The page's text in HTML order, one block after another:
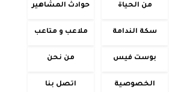
من الحياة حوادث المشاهير
سكة الندامة ملاعب و متاعب
بوست فيس من نحن
الخصوصية اتصل بنا